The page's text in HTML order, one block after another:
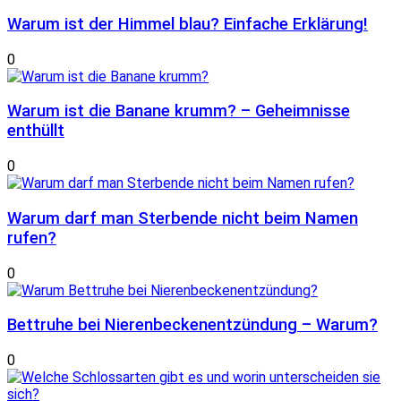
Warum ist der Himmel blau? Einfache Erklärung!
0
Warum ist die Banane krumm? – Geheimnisse
enthüllt
0
Warum darf man Sterbende nicht beim Namen
rufen?
0
Bettruhe bei Nierenbeckenentzündung – Warum?
0